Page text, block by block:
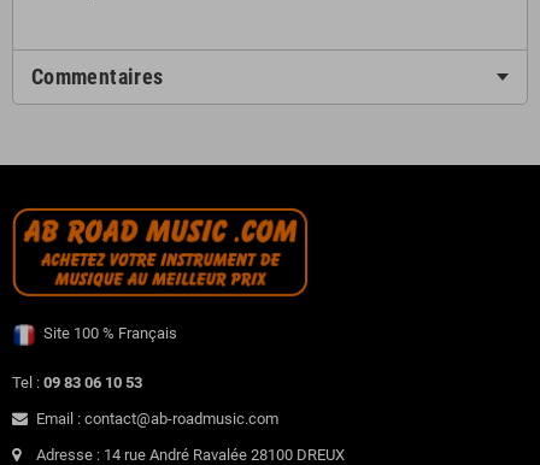
Commentaires
Site 100 % Français
Tel : 09 83 06 10 53
Email : contact@ab-roadmusic.com
Adresse : 14 rue André Ravalée 28100 DREUX